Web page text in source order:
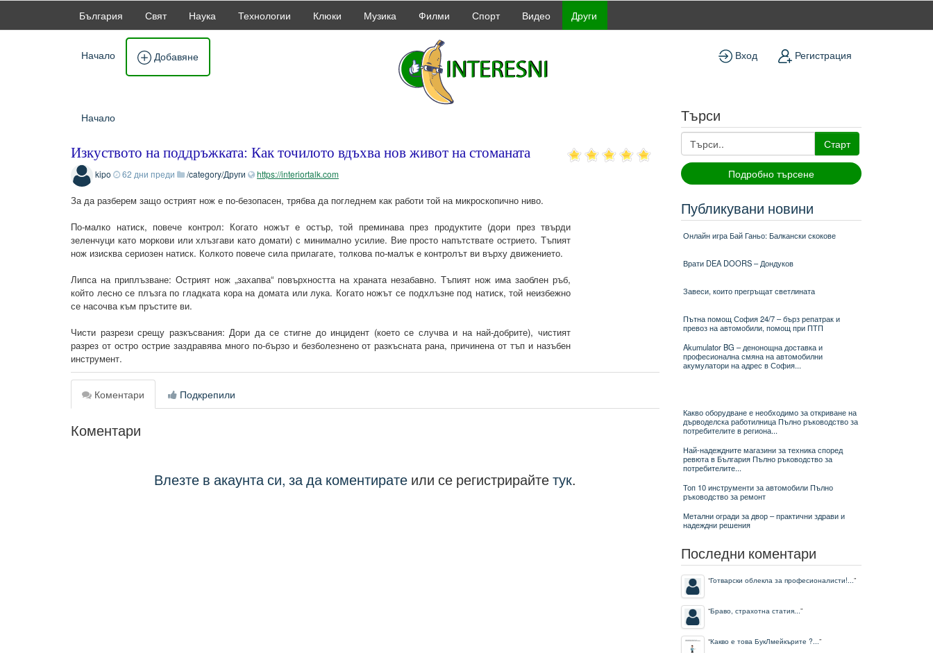
България Свят Наука Технологии Клюки Музика Филми Спорт Видео Други
Начало Регистрация
Вход
Добавяне
Начало
Изкуството на поддръжката: Как точилото вдъхва нов живот на стоманата
kipo 62 дни преди /category/Други https://interiortalk.com
За да разберем защо острият нож е по-безопасен, трябва да погледнем как работи той на микроскопично ниво.
По-малко натиск, повече контрол: Когато ножът е остър, той преминава през продуктите (дори през твърди
зеленчуци като моркови или хлъзгави като домати) с минимално усилие. Вие просто напътствате острието. Тъпият
нож изисква сериозен натиск. Колкото повече сила прилагате, толкова по-малък е контролът ви върху движението.
Липса на приплъзване: Острият нож „захапва“ повърхността на храната незабавно. Тъпият нож има заоблен ръб,
който лесно се плъзга по гладката кора на домата или лука. Когато ножът се подхлъзне под натиск, той неизбежно
се насочва към пръстите ви.
Чисти разрези срещу разкъсвания: Дори да се стигне до инцидент (което се случва и на най-добрите), чистият
разрез от остро острие заздравява много по-бързо и безболезнено от разкъсната рана, причинена от тъп и назъбен
инструмент.
Коментари Подкрепили
Коментари
Влезте в акаунта си, за да коментирате или се регистрирайтетук.
Търси
Старт
Подробно търсене
Публикувани новини
Онлайн игра Бай Ганьо: Балкански скокове
Врати DEA DOORS – Дондуков
Завеси, които прегръщат светлината
Пътна помощ София 24/7 – бърз репатрак и
превоз на автомобили, помощ при ПТП
Akumulator BG – денонощна доставка и
професионална смяна на автомобилни
акумулатори на адрес в София...
Какво оборудване е необходимо за откриване на
дърводелска работилница Пълно ръководство за
потребителите в региона...
Най-надеждните магазини за техника според
ревюта в България Пълно ръководство за
потребителите...
Топ 10 инструменти за автомобили Пълно
ръководство за ремонт
Метални огради за двор – практични здрави и
надеждни решения
Последни коментари
“Готварски облекла за професионалисти!...”
“Браво, страхотна статия...”
“Какво е това БукЛмейкърите ?...”